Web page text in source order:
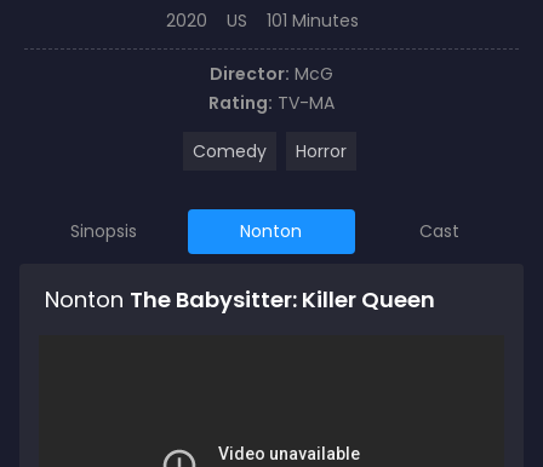
2020 US 101 Minutes
Director: McG
Rating: TV-MA
Comedy
Horror
Sinopsis Nonton Cast
Nonton The Babysitter: Killer Queen